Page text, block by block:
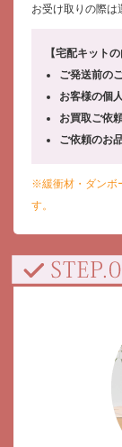
お受け取りの際は
【宅配キットの
ご発送前の
お客様の個
お買取ご依
ご依頼のお
※緩衝材・ダンボ
す。